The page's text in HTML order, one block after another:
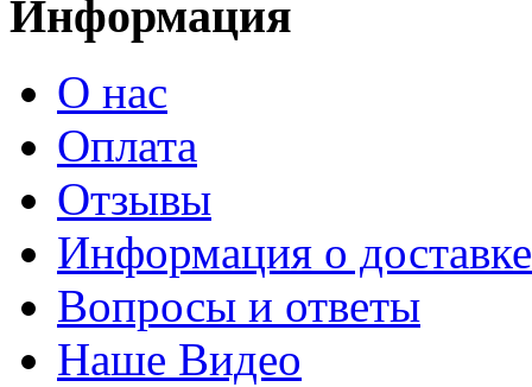
Информация
О нас
Оплата
Отзывы
Информация о доставке
Вопросы и ответы
Наше Видео